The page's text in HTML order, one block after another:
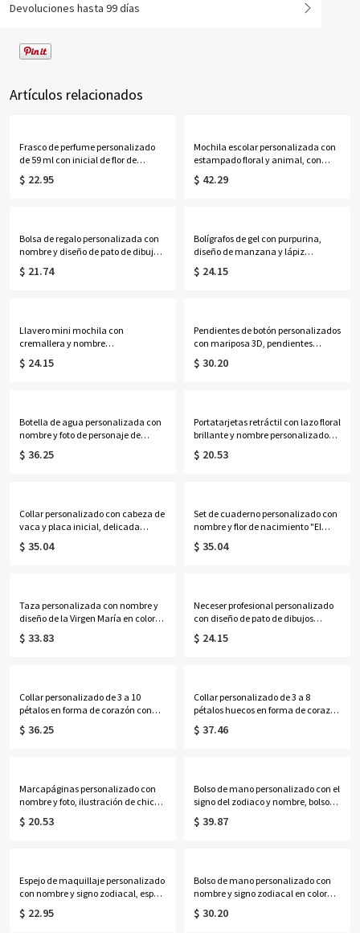
Devoluciones hasta 99 días
Artículos relacionados
Frasco de perfume personalizado
de 59 ml con inicial de flor de
nacimiento y efecto nácar,
recuerdo para despedida de soltera,
$ 22.95
Mochila escolar personalizada con
estampado floral y animal, con
nombre, impermeable y de gran
capacidad, ideal como regalo de
$ 42.29
Bolsa de regalo personalizada con
nombre y diseño de pato de dibujos
animados, con lazo, bolsa de playa
transparente de PVC, recuerdo de
$ 21.74
Bolígrafos de gel con purpurina,
diseño de manzana y lápiz
personalizado (juego de 2),
bolígrafos retráctiles, regalo de
$ 24.15
Llavero mini mochila con
cremallera y nombre
personalizado, estuche
organizador de auriculares de
$ 24.15
Pendientes de botón personalizados
con mariposa 3D, pendientes
delicados de plata de ley 925,
regalos de cumpleaños/Día de la
$ 30.20
Botella de agua personalizada con
nombre y foto de personaje de
cómic, vaso de acero inoxidable de
355 ml con pajita y tapa, regalo de
$ 36.25
Portatarjetas retráctil con lazo floral
brillante y nombre personalizado
para estetoscopio, clip de acrílico
para identificación, regalo de
$ 20.53
Collar personalizado con cabeza de
vaca y placa inicial, delicada
joyería occidental de inspiración
navajo, regalo de
$ 35.04
Set de cuaderno personalizado con
nombre y flor de nacimiento "El
Nuevo Capítulo", cuaderno A5 de
piel sintética y bolígrafo, regalo de
$ 35.04
Taza personalizada con nombre y
diseño de la Virgen María en color
lavanda, taza de cerámica bicolor
de 325 ml/444 ml para café o té con
$ 33.83
Neceser profesional personalizado
con diseño de pato de dibujos
animados, neceser transparente de
PVC, ideal para fiestas, vacaciones o
$ 24.15
Collar personalizado de 3 a 10
pétalos en forma de corazón con
piedras de nacimiento y nombres,
delicada joyería floral familiar,
$ 36.25
Collar personalizado de 3 a 8
pétalos huecos en forma de corazón
con piedras de nacimiento y
nombres, delicada joyería floral
$ 37.46
Marcapáginas personalizado con
nombre y foto, ilustración de chica
negra a la moda con borla,
accesorio de lectura de acrílico,
$ 20.53
Bolso de mano personalizado con el
signo del zodiaco y nombre, bolso
de lona de gran capacidad, ideal
para el día a día, regalo de
$ 39.87
Espejo de maquillaje personalizado
con nombre y signo zodiacal, espejo
compacto doble con aumento
1x/2x, regalo de cumpleaños/boda
$ 22.95
Bolso de mano personalizado con
nombre y signo zodiacal en color
neón, bolso de playa de PVC
transparente con asas de cuerda,
$ 30.20